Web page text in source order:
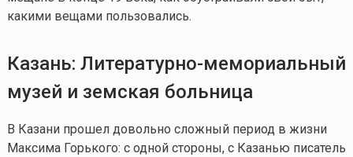
какими вещами пользовались.
Казань: Литературно-мемориальный
музей и земская больница
В Казани прошел довольно сложный период в жизни
Максима Горького: с одной стороны, с Казанью писатель